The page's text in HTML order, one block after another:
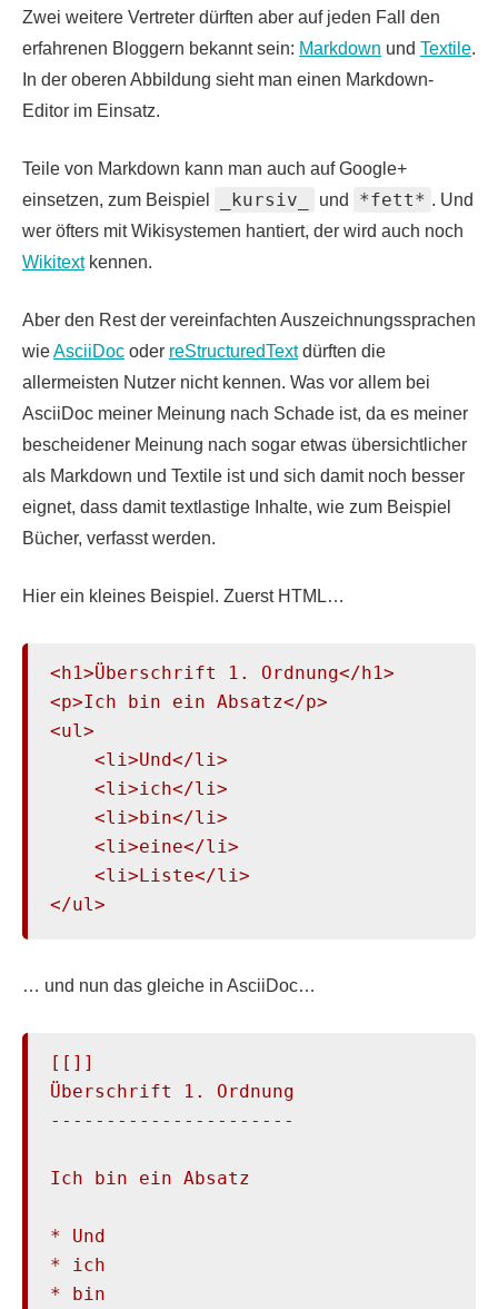
Zwei weitere Vertreter dürften aber auf jeden Fall den
erfahrenen Bloggern bekannt sein: Markdown und Textile.
In der oberen Abbildung sieht man einen Markdown-
Editor im Einsatz.
Teile von Markdown kann man auch auf Google+
einsetzen, zum Beispiel
_kursiv_ und *fett* . Und
wer öfters mit Wikisystemen hantiert, der wird auch noch
Wikitextkennen.
Aber den Rest der vereinfachten Auszeichnungssprachen
wieAsciiDoc oder reStructuredTextdürften die
allermeisten Nutzer nicht kennen. Was vor allem bei
AsciiDoc meiner Meinung nach Schade ist, da es meiner
bescheidener Meinung nach sogar etwas übersichtlicher
als Markdown und Textile ist und sich damit noch besser
eignet, dass damit textlastige Inhalte, wie zum Beispiel
Bücher, verfasst werden.
Hier ein kleines Beispiel. Zuerst HTML…
<h1>Überschrift 1. Ordnung</h1>
<p>Ich bin ein Absatz</p>
<ul>
    <li>Und</li>
    <li>ich</li>
    <li>bin</li>
    <li>eine</li>
    <li>Liste</li>
</ul>
… und nun das gleiche in AsciiDoc…
[[]]
Überschrift 1. Ordnung
----------------------
Ich bin ein Absatz
* Und
* ich
* bin